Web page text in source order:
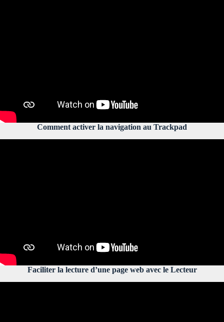
Comment activer la navigation au Trackpad
Faciliter la lecture d’une page web avec le Lecteur